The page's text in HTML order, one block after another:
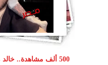
500 ألف مشاهدة..